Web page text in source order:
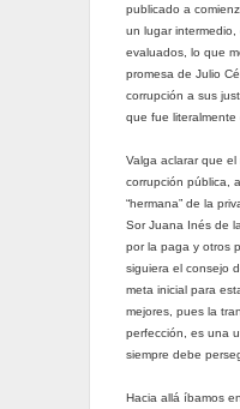
publicado a
un lugar
evaluados, lo que
promesa de Julio
corrupción a sus
que fue
Valga aclarar que
corrupción pública,
“hermana” de la
Sor Juana Inés de
por la paga y otros
siguiera el consejo
meta inicial para
mejores, pues la
perfección, es una
siempre debe
Hacia allá íbamos